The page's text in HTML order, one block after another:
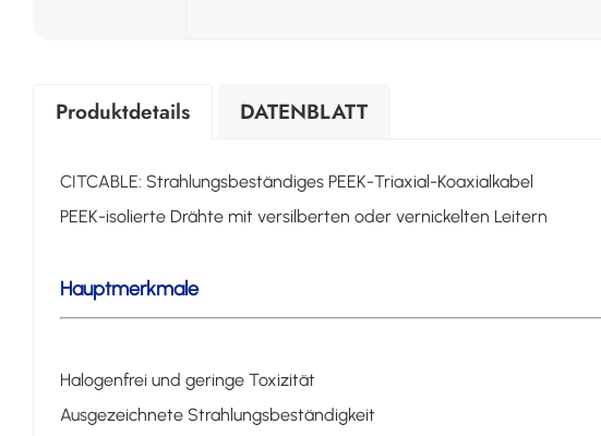
Produktdetails DATENBLATT
CITCABLE: Strahlungsbeständiges PEEK-Triaxial-Koaxialkabel
PEEK-isolierte Drähte mit versilberten oder vernickelten Leitern
Hauptmerkmale
Halogenfrei und geringe Toxizität
Ausgezeichnete Strahlungsbeständigkeit